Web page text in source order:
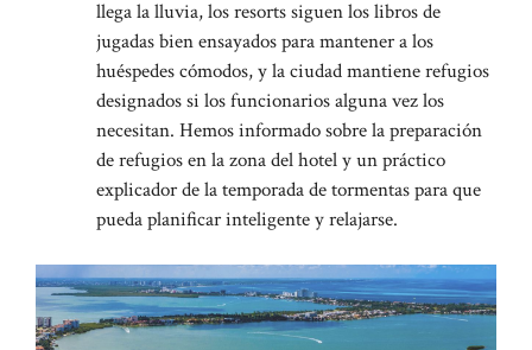
llega la lluvia, los resorts siguen los libros de
jugadas bien ensayados para mantener a los
huéspedes cómodos, y la ciudad mantiene refugios
designados si los funcionarios alguna vez los
necesitan. Hemos informado sobre la preparación
de refugios en la zona del hotel y un práctico
explicador de la temporada de tormentas para que
pueda planificar inteligente y relajarse.